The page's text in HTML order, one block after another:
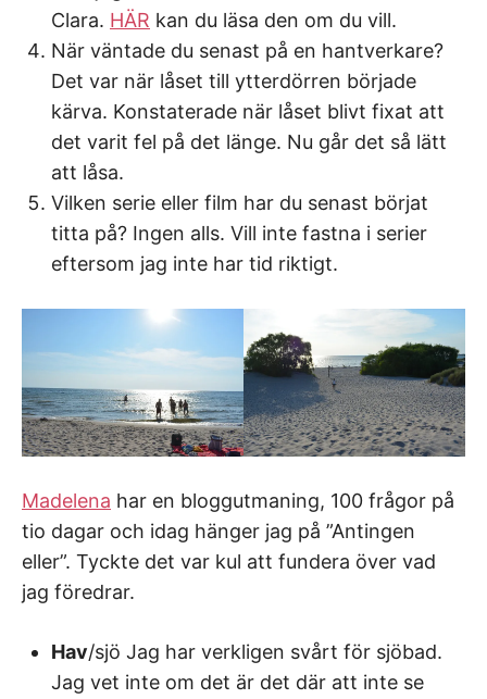
Clara. HÄR kan du läsa den om du vill.
När väntade du senast på en hantverkare?
Det var när låset till ytterdörren började
kärva. Konstaterade när låset blivt fixat att
det varit fel på det länge. Nu går det så lätt
att låsa.
Vilken serie eller film har du senast börjat
titta på? Ingen alls. Vill inte fastna i serier
eftersom jag inte har tid riktigt.
Madelena har en bloggutmaning, 100 frågor på
tio dagar och idag hänger jag på ”Antingen
eller”. Tyckte det var kul att fundera över vad
jag föredrar.
Hav/sjö Jag har verkligen svårt för sjöbad.
Jag vet inte om det är det där att inte se